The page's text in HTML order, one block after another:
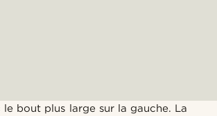
le bout plus large sur la gauche. La